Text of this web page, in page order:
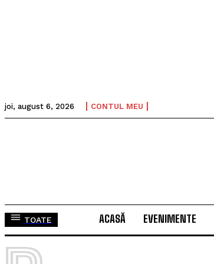
joi, august 6, 2026 CONTUL MEU
TOATE ACASĂ EVENIMENTE